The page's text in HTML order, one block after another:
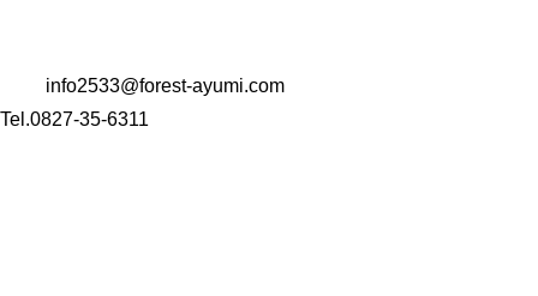
info2533@forest-ayumi.com
Tel.0827-35-6311